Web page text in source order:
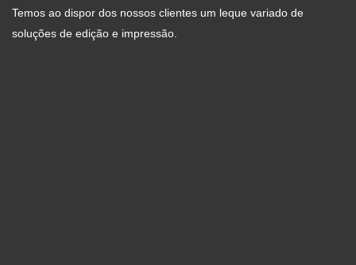
Temos ao dispor dos nossos clientes um leque variado de
soluções de edição e impressão.